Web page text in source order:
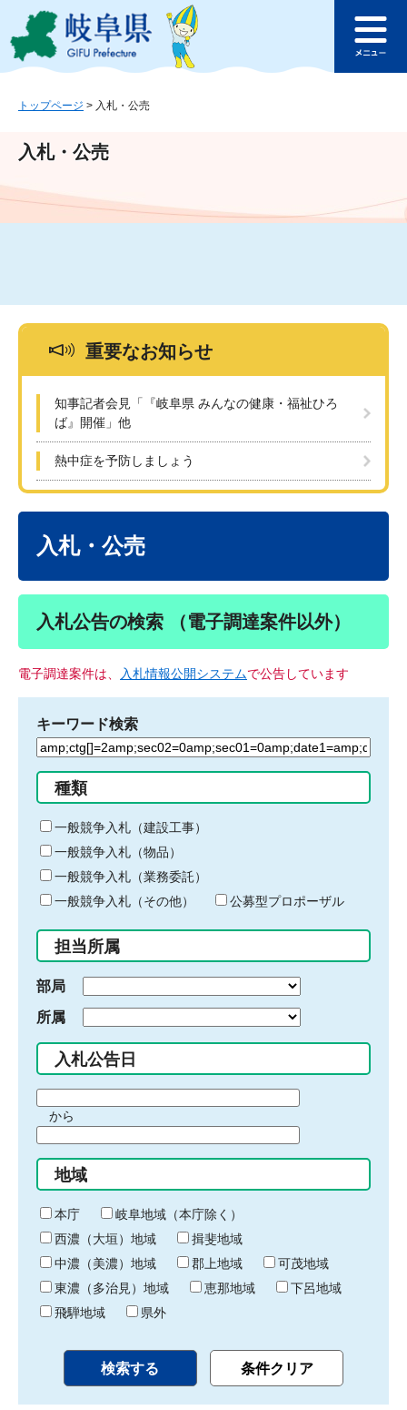
ジ
ュ
文
このページの本文へ
ュ
トップページ > 入札・公売
入札・公売
重要なお知らせ
知事記者会見「『岐阜県 みんなの健康・福祉ひろ
ば』開催」他
熱中症を予防しましょう
入札・公売
入札公告の検索 （電子調達案件以外）
電子調達案件は、 入札情報公開システムで公告しています
キーワード検索
検
る
キ
ー
ワ
ー
ド
入
力
種類
一般競争入札（建設工事）
一般競争入札（物品）
一般競争入札（業務委託）
一般競争入札（その他）
公募型プロポーザル
担当所属
部局
所属
入札公告日
間
始
り
から
間
終
わ
り
地域
本庁
岐阜地域（本庁除く）
西濃（大垣）地域
揖斐地域
中濃（美濃）地域
郡上地域
可茂地域
東濃（多治見）地域
恵那地域
下呂地域
飛騨地域
県外